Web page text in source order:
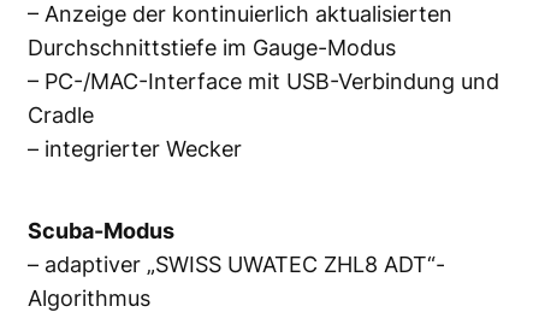
– Anzeige der kontinuierlich aktualisierten
Durchschnittstiefe im Gauge-Modus
– PC-/MAC-Interface mit USB-Verbindung und
Cradle
– integrierter Wecker
Scuba-Modus
– adaptiver „SWISS UWATEC ZHL8 ADT“-
Algorithmus